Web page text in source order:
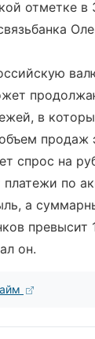
отметке в
в
продаж
спрос на
платежи по
а
он.